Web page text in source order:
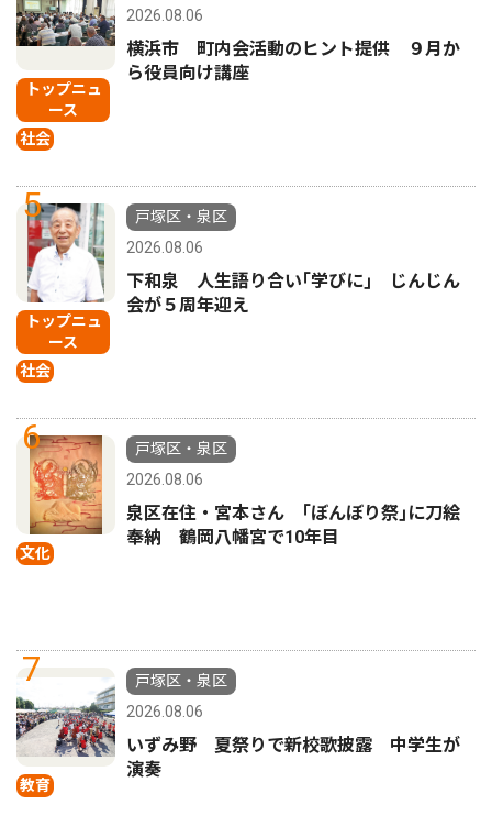
トップニュ
ース
社会
2026.08.06
横浜市 町内会活動のヒント提供 ９月か
ら役員向け講座
5
トップニュ
ース
社会
戸塚区・泉区
2026.08.06
下和泉 人生語り合い｢学びに｣ じんじん
会が５周年迎え
6
文化
戸塚区・泉区
2026.08.06
泉区在住・宮本さん ｢ぼんぼり祭｣に刀絵
奉納 鶴岡八幡宮で10年目
7
教育
戸塚区・泉区
2026.08.06
いずみ野 夏祭りで新校歌披露 中学生が
演奏